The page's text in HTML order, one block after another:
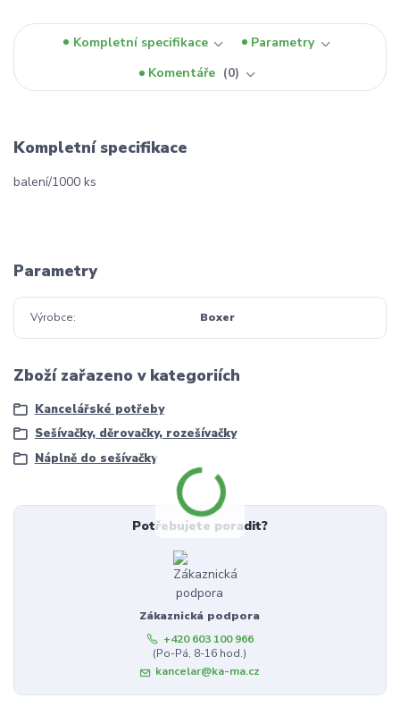
Kompletní specifikace
Parametry
Komentáře
0
Kompletní specifikace
balení/1000 ks
Parametry
Výrobce Boxer
Zboží zařazeno v kategoriích
Kancelářské potřeby
Sešívačky, děrovačky, rozešívačky
Náplně do sešívačky
Potřebujete poradit?
Zákaznická podpora
+420 603 100 966
(Po-Pá, 8-16 hod.)
kancelar@ka-ma.cz